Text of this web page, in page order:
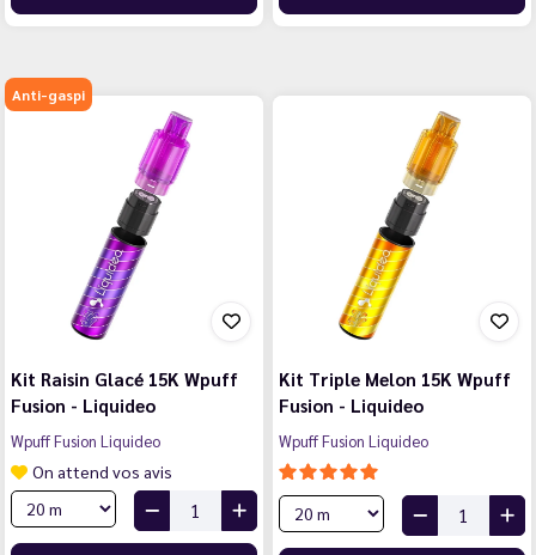
Anti-gaspi
Kit Raisin Glacé 15K Wpuff
Fusion - Liquideo
Wpuff Fusion Liquideo
On attend vos avis
Kit Triple Melon 15K Wpuff
Fusion - Liquideo
Wpuff Fusion Liquideo